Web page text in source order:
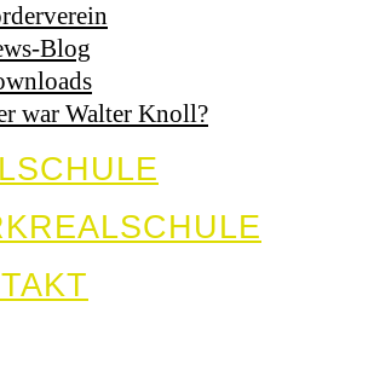
Blog
war Walter Knoll?